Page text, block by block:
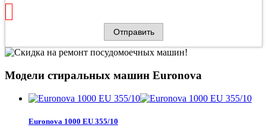
Модели стиральных машин Euronova
Euronova 1000 EU 355/10